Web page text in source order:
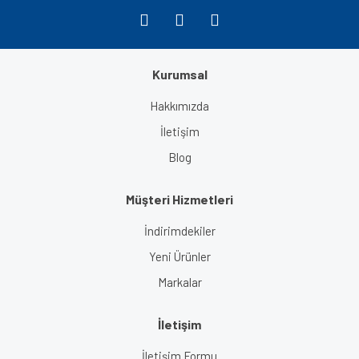
Kurumsal
Hakkımızda
İletişim
Blog
Müşteri Hizmetleri
İndirimdekiler
Yeni Ürünler
Markalar
İletişim
İletişim Formu